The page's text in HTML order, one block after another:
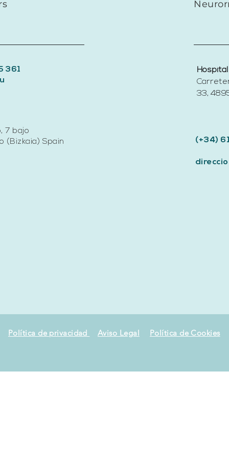
361
7 bajo
(Bizkaia) Spain
33,
(+34)
Política de privacidad Aviso Legal Política de Cookies